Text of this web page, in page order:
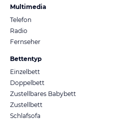
Multimedia
Telefon
Radio
Fernseher
Bettentyp
Einzelbett
Doppelbett
Zustellbares Babybett
Zustellbett
Schlafsofa